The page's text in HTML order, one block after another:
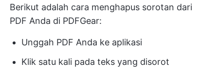
Berikut adalah cara menghapus sorotan dari
PDF Anda di PDFGear:
Unggah PDF Anda ke aplikasi
Klik satu kali pada teks yang disorot